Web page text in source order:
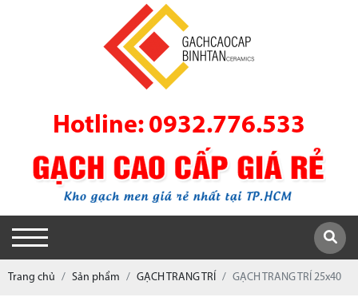
Hotline: 0932.776.533
Trang chủ Sản phẩm GẠCH TRANG TRÍ GẠCH TRANG TRÍ 25x40